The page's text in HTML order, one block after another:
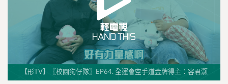
【形TV】〖校園狗仔隊〗EP64. 全運會空手道金牌得主：容君灝